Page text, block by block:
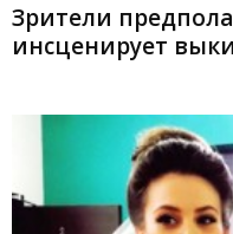
Зрители
инсценирует